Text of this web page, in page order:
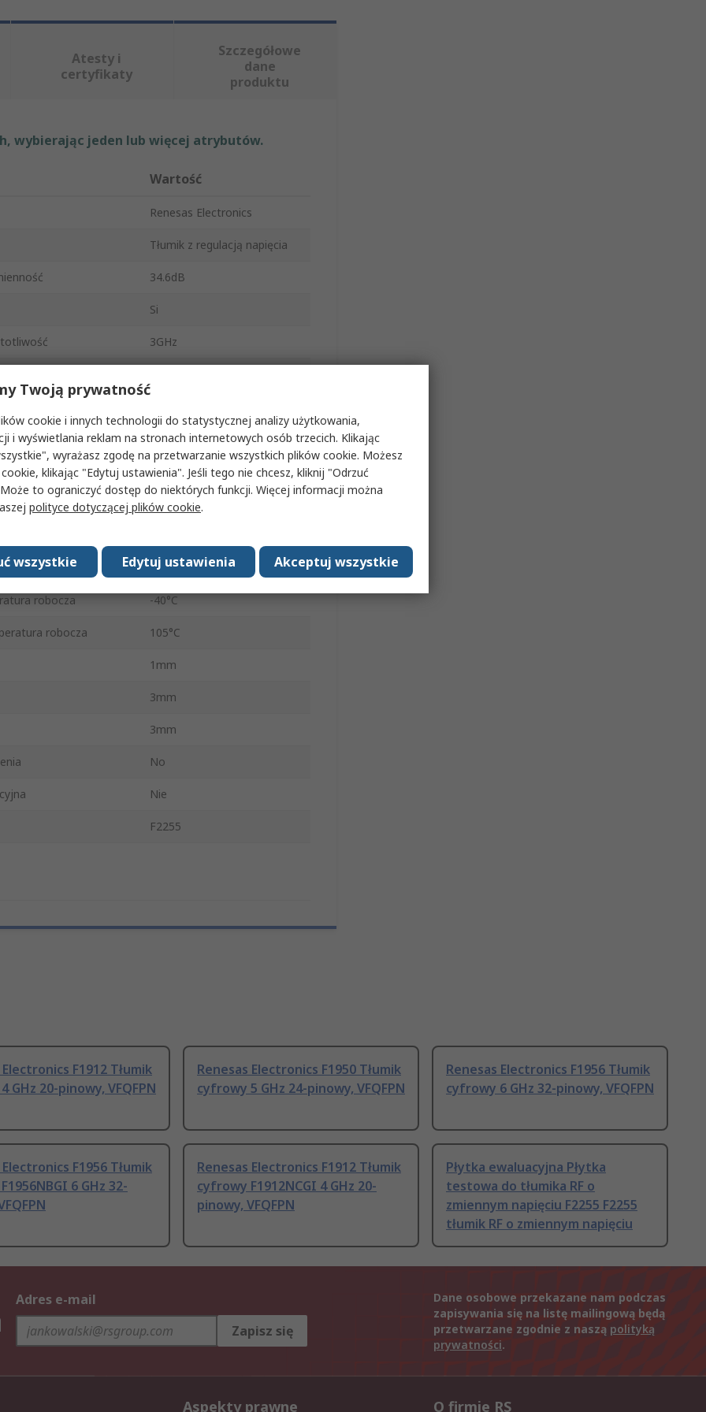
Atesty i
certyfikaty
Szczegółowe
dane
produktu
wybierając jeden lub więcej atrybutów.
Wartość
Renesas Electronics
Tłumik z regulacją napięcia
34.6dB
Si
3GHz
Powierzchnia
16
50Ω
zasilania 5.25V
robocza -40°C
robocza 105°C
1mm
3mm
3mm
No
Nie
F2255
F1912 Tłumik
GHz 20-pinowy, VFQFPN
Renesas Electronics F1950 Tłumik
cyfrowy 5 GHz 24-pinowy, VFQFPN
Renesas Electronics F1956 Tłumik
cyfrowy 6 GHz 32-pinowy, VFQFPN
F1956 Tłumik
6 GHz 32-
Renesas Electronics F1912 Tłumik
cyfrowy F1912NCGI 4 GHz 20-
pinowy, VFQFPN
Płytka ewaluacyjna Płytka
testowa do tłumika RF o
zmiennym napięciu F2255 F2255
tłumik RF o zmiennym napięciu
Adres e-mail
Zapisz się
Dane osobowe przekazane nam podczas
zapisywania się na listę mailingową będą
przetwarzane zgodnie z naszą polityką
prywatności.
Aspekty prawne O firmie RS
Twoją prywatność
cookie i innych technologii do statystycznej analizy użytkowania,
i wyświetlania reklam na stronach internetowych osób trzecich. Klikając
wyrażasz zgodę na przetwarzanie wszystkich plików cookie. Możesz
klikając "Edytuj ustawienia". Jeśli tego nie chcesz, kliknij "Odrzuć
to ograniczyć dostęp do niektórych funkcji. Więcej informacji można
polityce dotyczącej plików cookie.
Akceptuj wszystkie
Edytuj ustawienia
wszystkie